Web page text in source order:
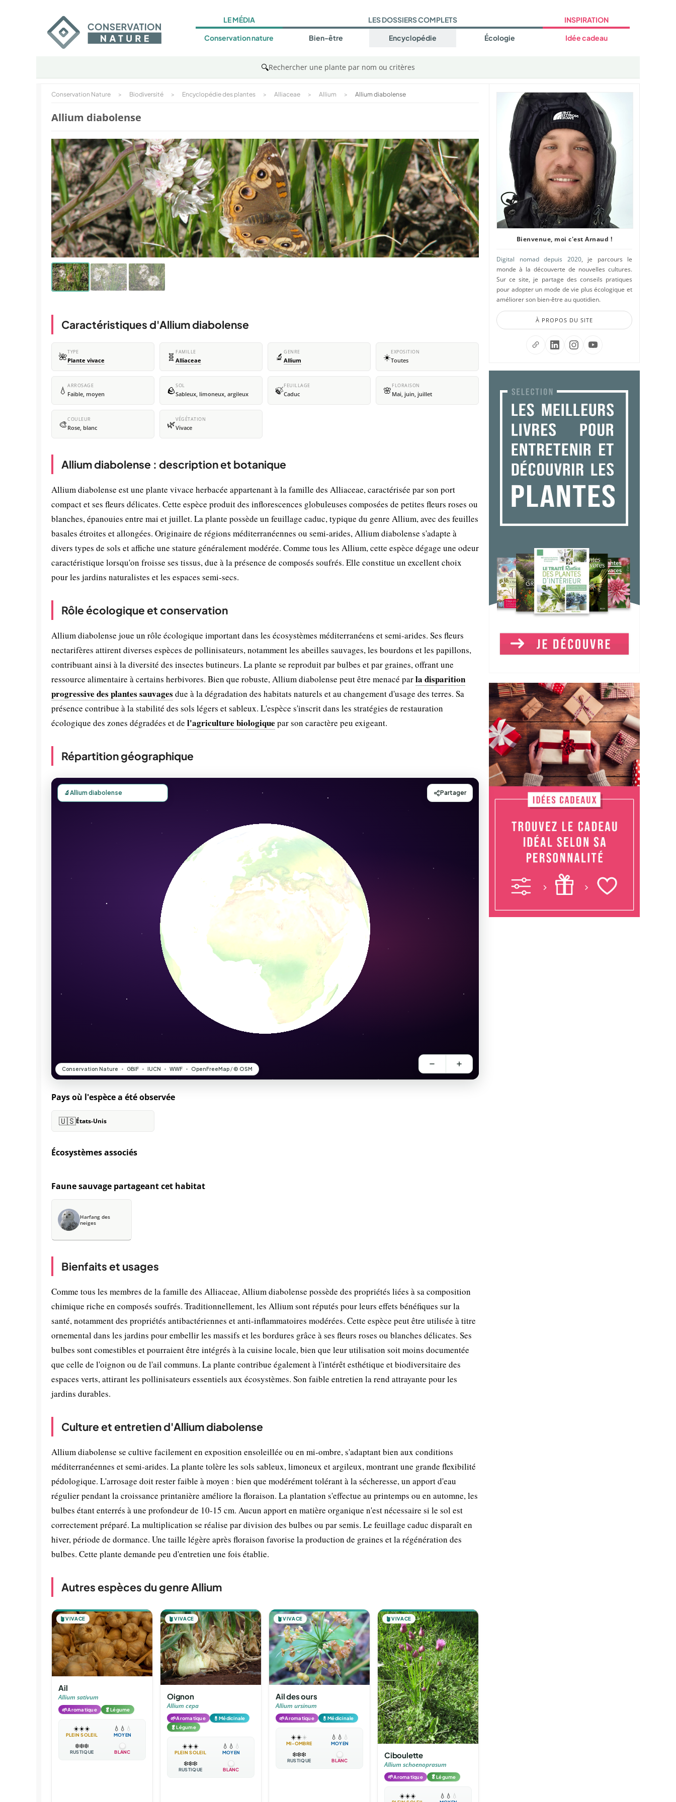
LE MÉDIA
Conservation nature
LES DOSSIERS COMPLETS
Bien-être Encyclopédie Écologie
INSPIRATION
Idée cadeau
🔍Rechercher une plante par nom ou critères
Conservation Nature > Biodiversité > Encyclopédie des plantes > Alliaceae > Allium > Allium diabolense
Allium diabolense
Caractéristiques d'Allium diabolense
🌺TYPE
Plante vivace 🧬 FAMILLE
Alliaceae 🔬 GENRE
Allium ☀️EXPOSITION
Toutes
💧 ARROSAGE
Faible, moyen 🪨SOL
Sableux, limoneux, argileux 🍃FEUILLAGE
Caduc 🌸 FLORAISON
Mai, juin, juillet
🎨COULEUR
Rose, blanc 🌿VÉGÉTATION
Vivace
Allium diabolense : description et botanique
Allium diabolense est une plante vivace herbacée appartenant à la famille des Alliaceae, caractérisée par son port
compact et ses fleurs délicates. Cette espèce produit des inflorescences globuleuses composées de petites fleurs roses ou
blanches, épanouies entre mai et juillet. La plante possède un feuillage caduc, typique du genre Allium, avec des feuilles
basales étroites et allongées. Originaire de régions méditerranéennes ou semi-arides, Allium diabolense s'adapte à
divers types de sols et affiche une stature généralement modérée. Comme tous les Allium, cette espèce dégage une odeur
caractéristique lorsqu'on froisse ses tissus, due à la présence de composés soufrés. Elle constitue un excellent choix
pour les jardins naturalistes et les espaces semi-secs.
Rôle écologique et conservation
Allium diabolense joue un rôle écologique important dans les écosystèmes méditerranéens et semi-arides. Ses fleurs
nectarifères attirent diverses espèces de pollinisateurs, notamment les abeilles sauvages, les bourdons et les papillons,
contribuant ainsi à la diversité des insectes butineurs. La plante se reproduit par bulbes et par graines, offrant une
ressource alimentaire à certains herbivores. Bien que robuste, Allium diabolense peut être menacé parla disparition
progressive des plantes sauvages due à la dégradation des habitats naturels et au changement d'usage des terres. Sa
présence contribue à la stabilité des sols légers et sableux. L'espèce s'inscrit dans les stratégies de restauration
écologique des zones dégradées et de l'agriculture biologique par son caractère peu exigeant.
Répartition géographique
Pays où l'espèce a été observée
🇺🇸États-Unis
Écosystèmes associés
Faune sauvage partageant cet habitat
Harfang des
neiges
Bienfaits et usages
Comme tous les membres de la famille des Alliaceae, Allium diabolense possède des propriétés liées à sa composition
chimique riche en composés soufrés. Traditionnellement, les Allium sont réputés pour leurs effets bénéfiques sur la
santé, notamment des propriétés antibactériennes et anti-inflammatoires modérées. Cette espèce peut être utilisée à titre
ornemental dans les jardins pour embellir les massifs et les bordures grâce à ses fleurs roses ou blanches délicates. Ses
bulbes sont comestibles et pourraient être intégrés à la cuisine locale, bien que leur utilisation soit moins documentée
que celle de l'oignon ou de l'ail communs. La plante contribue également à l'intérêt esthétique et biodiversitaire des
espaces verts, attirant les pollinisateurs essentiels aux écosystèmes. Son faible entretien la rend attrayante pour les
jardins durables.
Culture et entretien d'Allium diabolense
Allium diabolense se cultive facilement en exposition ensoleillée ou en mi-ombre, s'adaptant bien aux conditions
méditerranéennes et semi-arides. La plante tolère les sols sableux, limoneux et argileux, montrant une grande flexibilité
pédologique. L'arrosage doit rester faible à moyen : bien que modérément tolérant à la sécheresse, un apport d'eau
régulier pendant la croissance printanière améliore la floraison. La plantation s'effectue au printemps ou en automne, les
bulbes étant enterrés à une profondeur de 10-15 cm. Aucun apport en matière organique n'est nécessaire si le sol est
correctement préparé. La multiplication se réalise par division des bulbes ou par semis. Le feuillage caduc disparaît en
hiver, période de dormance. Une taille légère après floraison favorise la production de graines et la régénération des
bulbes. Cette plante demande peu d'entretien une fois établie.
Autres espèces du genre Allium
🪴VIVACE
Ail
Allium sativum
🌱Aromatique 🥬Légume
☀️☀️☀️
PLEIN SOLEIL
💧 💧 💧
MOYEN
❄️❄️❄️
RUSTIQUE BLANC
🪴VIVACE
Oignon
Allium cepa
🌱Aromatique 💊 Médicinale
🥬Légume
☀️☀️☀️
PLEIN SOLEIL
💧 💧 💧
MOYEN
❄️❄️❄️
RUSTIQUE BLANC
🪴VIVACE
Ail des ours
Allium ursinum
🌱Aromatique 💊 Médicinale
☀️☀️☀️
MI-OMBRE
💧 💧 💧
MOYEN
❄️❄️❄️
RUSTIQUE BLANC
🪴VIVACE
Ciboulette
Allium schoenoprasum
🌱Aromatique 🥬Légume
☀️☀️☀️ 💧 💧 💧
Bienvenue, moi c'est Arnaud !
Digital nomad depuis 2020, je parcours le
monde à la découverte de nouvelles cultures.
Sur ce site, je partage des conseils pratiques
pour adopter un mode de vie plus écologique et
améliorer son bien-être au quotidien.
À PROPOS DU SITE